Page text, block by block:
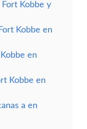
Kobbe y
Kobbe en
en
Kobbe en
a en